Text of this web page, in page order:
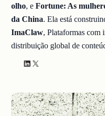
olho, eFortune: As
da China. Ela está
ImaClaw, Plataformas com
distribuição global de